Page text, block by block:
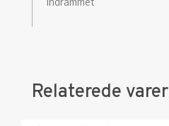
Relaterede varer